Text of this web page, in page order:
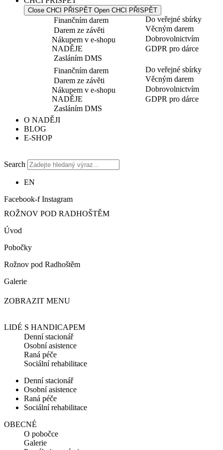
Close CHCI PŘISPĚT Open CHCI PŘISPĚT
Finančním darem
Darem ze závěti
Nákupem v e-shopu
NADĚJE
Zasláním DMS
Do veřejné sbírky
Věcným darem
Dobrovolnictvím
GDPR pro dárce
Finančním darem
Darem ze závěti
Nákupem v e-shopu
NADĚJE
Zasláním DMS
Do veřejné sbírky
Věcným darem
Dobrovolnictvím
GDPR pro dárce
O NADĚJI
BLOG
E-SHOP
Search
EN
Facebook-f Instagram
ROŽNOV POD RADHOŠTĚM
Úvod
Pobočky
Rožnov pod Radhoštěm
Galerie
ZOBRAZIT MENU
LIDÉ S HANDICAPEM
Denní stacionář
Osobní asistence
Raná péče
Sociální rehabilitace
Denní stacionář
Osobní asistence
Raná péče
Sociální rehabilitace
OBECNÉ
O pobočce
Galerie